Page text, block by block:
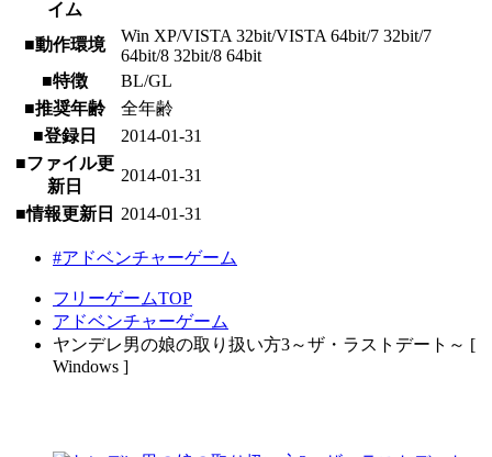
イム
■動作環境
Win XP/VISTA 32bit/VISTA 64bit/7 32bit/7
64bit/8 32bit/8 64bit
■特徴
BL/GL
■推奨年齢
全年齢
■登録日
2014-01-31
■ファイル更
新日
2014-01-31
■情報更新日 2014-01-31
#アドベンチャーゲーム
フリーゲームTOP
アドベンチャーゲーム
ヤンデレ男の娘の取り扱い方3～ザ・ラストデート～ [
Windows ]